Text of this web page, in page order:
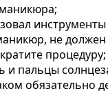
не
процедуру;
и пальцы
обязательно